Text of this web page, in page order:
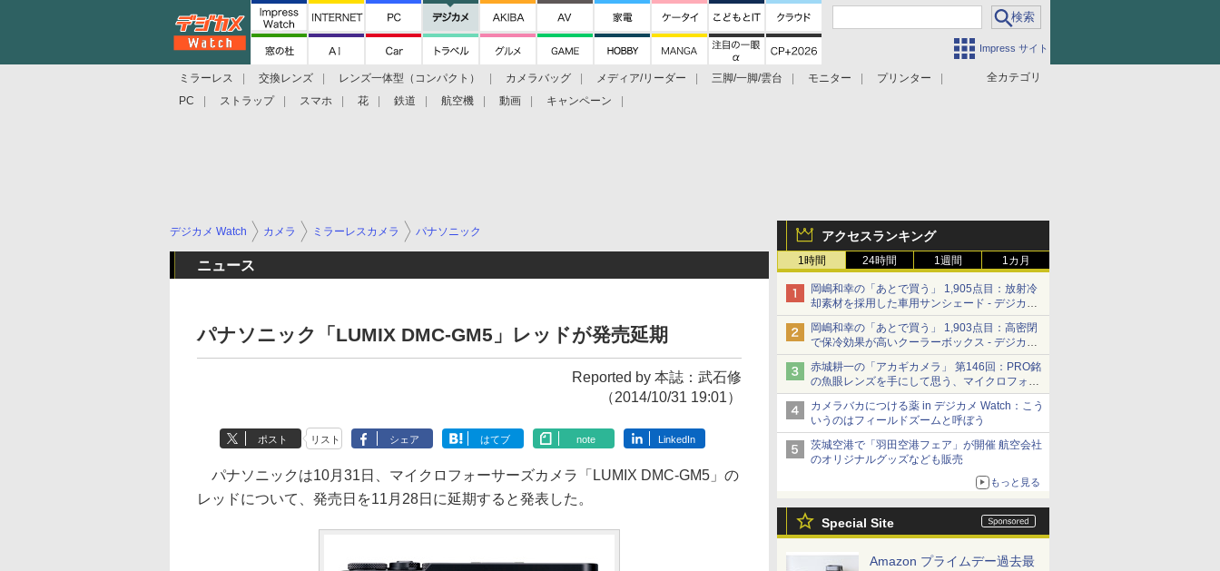
Impress サイト
全カテゴリ
ミラーレス 交換レンズ レンズ一体型（コンパクト） カメラバッグ メディア/リーダー 三脚/一脚/雲台 モニター
プリンター
PC
ストラップ スマホ 花 鉄道 航空機 動画 キャンペーン
アクセスランキング
1時間 24時間 1週間 1カ月
岡嶋和幸の「あとで買う」 1,905点目：放射冷
却素材を採用した車用サンシェード - デジカメ
Watch
岡嶋和幸の「あとで買う」 1,903点目：高密閉
で保冷効果が高いクーラーボックス - デジカメ
Watch
赤城耕一の「アカギカメラ」 第146回：PRO銘
の魚眼レンズを手にして思う、マイクロフォー
サーズへの期待と可能性
カメラバカにつける薬 in デジカメ Watch：こう
いうのはフィールドズームと呼ぼう
茨城空港で「羽田空港フェア」が開催 航空会社
のオリジナルグッズなども販売
もっと見る
Special Site
Amazon プライムデー過去最
デジカメ Watch カメラ ミラーレスカメラ パナソニック
ニュース
パナソニック「LUMIX DMC-GM5」レッドが発売延期
Reported by 本誌：武石修
（2014/10/31 19:01）
ポスト リスト シェア はてブ note LinkedIn
パナソニックは10月31日、マイクロフォーサーズカメラ「LUMIX DMC-GM5」の
レッドについて、発売日を11月28日に延期すると発表した。